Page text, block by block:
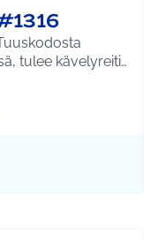
tulee kävelyreiti…
Liikunta ja